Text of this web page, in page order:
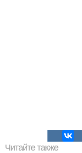
Читайте также